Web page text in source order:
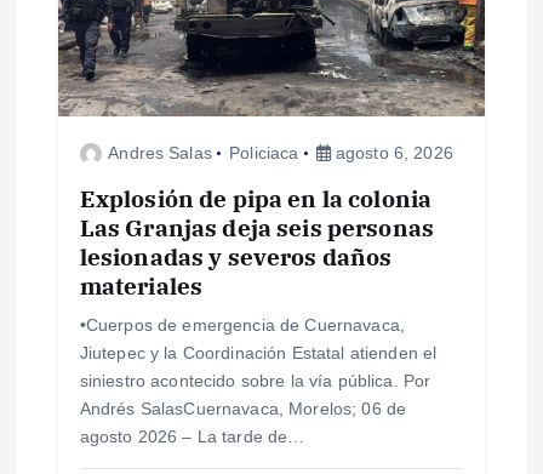
d
e
Andres Salas Policiaca agosto 6, 2026
Explosión de pipa en la colonia
Las Granjas deja seis personas
lesionadas y severos daños
materiales
•Cuerpos de emergencia de Cuernavaca,
Jiutepec y la Coordinación Estatal atienden el
siniestro acontecido sobre la vía pública. Por
Andrés SalasCuernavaca, Morelos; 06 de
agosto 2026 – La tarde de…